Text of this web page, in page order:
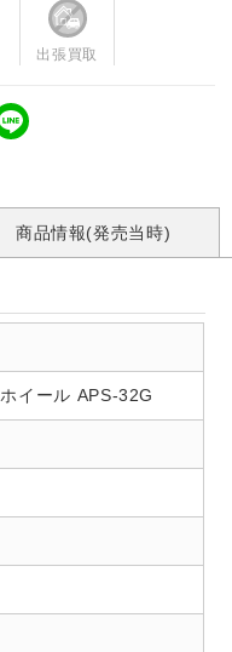
出張買取
商品情報(発売当時)
イール APS-32G